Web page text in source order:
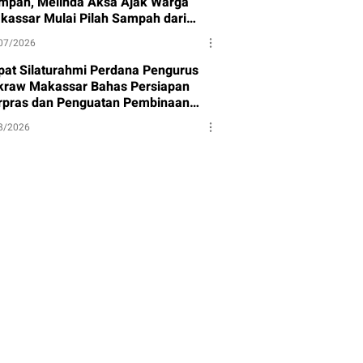
Mulai Pilah Sampah dari
2026
Silaturahmi Perdana Pengurus
Makassar Bahas Persiapan
dan Penguatan Pembinaan
2026